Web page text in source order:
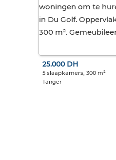
25.000 DH
5 slaapkamers, 300 m²
Tanger